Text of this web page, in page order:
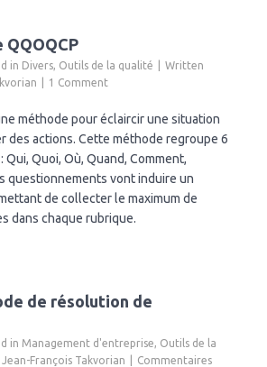
QQOQCP
in Divers, Outils de la qualité
Written
1 Comment
méthode pour éclaircir une situation
des actions. Cette méthode regroupe 6
Quoi, Où, Quand, Comment,
questionnements vont induire un
de collecter le maximum de
dans chaque rubrique.
de résolution de
in Management d'entreprise, Outils de la
Jean-François Takvorian
Commentaires